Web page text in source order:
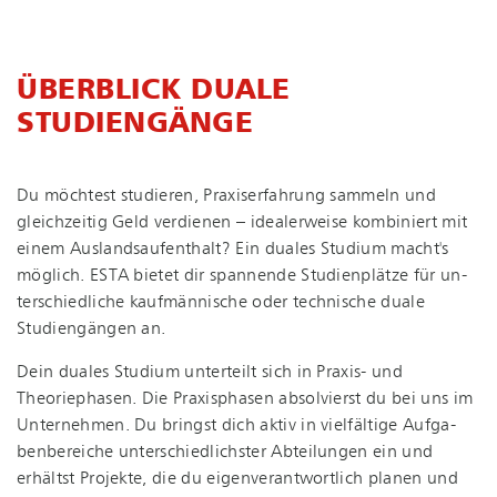
ÜBERBLICK DUALE
STUDIENGÄNGE
Du möchtest studieren, Praxiserfahrung sammeln und
gleichzeitig Geld verdienen – idealerweise kombiniert mit
einem Aus­lands­auf­ent­halt? Ein duales Studium macht's
möglich. ESTA bietet dir spannende Studienplätze für un­
ter­schied­li­che kaufmännische oder technische duale
Studiengängen an.
Dein duales Studium unterteilt sich in Praxis- und
Theoriephasen. Die Praxisphasen absolvierst du bei uns im
Unternehmen. Du bringst dich aktiv in vielfältige Auf­ga­
ben­be­rei­che un­ter­schied­lichs­ter Abteilungen ein und
erhältst Projekte, die du ei­gen­ver­ant­wort­lich planen und